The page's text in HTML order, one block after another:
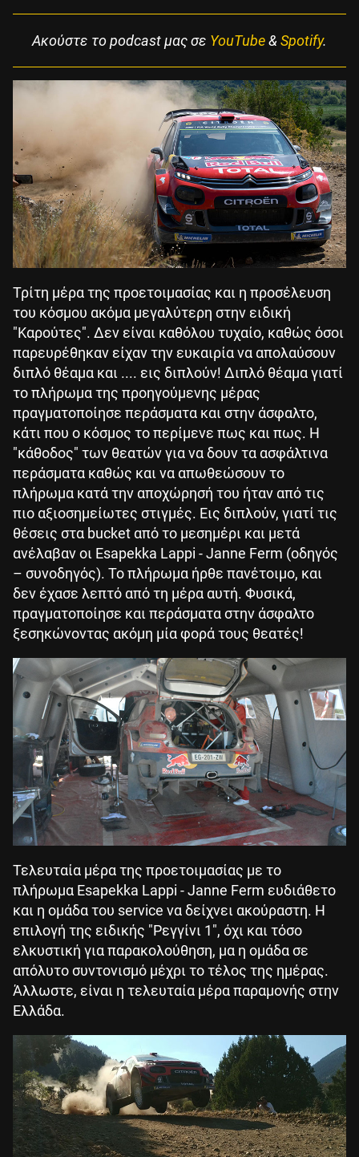
Aκούστε το podcast μας σε YouTube& Spotify.
Τρίτη μέρα της προετοιμασίας και η προσέλευση
του κόσμου ακόμα μεγαλύτερη στην ειδική
"Καρούτες". Δεν είναι καθόλου τυχαίο, καθώς όσοι
παρευρέθηκαν είχαν την ευκαιρία να απολαύσουν
διπλό θέαμα και .... εις διπλούν! Διπλό θέαμα γιατί
το πλήρωμα της προηγούμενης μέρας
πραγματοποίησε περάσματα και στην άσφαλτο,
κάτι που ο κόσμος το περίμενε πως και πως. Η
"κάθοδος" των θεατών για να δουν τα ασφάλτινα
περάσματα καθώς και να απωθεώσουν το
πλήρωμα κατά την αποχώρησή του ήταν από τις
πιο αξιοσημείωτες στιγμές. Εις διπλούν, γιατί τις
θέσεις στα bucket από το μεσημέρι και μετά
ανέλαβαν οι Esapekka Lappi - Janne Ferm (οδηγός
– συνοδηγός). Το πλήρωμα ήρθε πανέτοιμο, και
δεν έχασε λεπτό από τη μέρα αυτή. Φυσικά,
πραγματοποίησε και περάσματα στην άσφαλτο
ξεσηκώνοντας ακόμη μία φορά τους θεατές!
Τελευταία μέρα της προετοιμασίας με το
πλήρωμα Esapekka Lappi - Janne Ferm ευδιάθετο
και η ομάδα του service να δείχνει ακούραστη. Η
επιλογή της ειδικής "Ρεγγίνι 1", όχι και τόσο
ελκυστική για παρακολούθηση, μα η ομάδα σε
απόλυτο συντονισμό μέχρι το τέλος της ημέρας.
Άλλωστε, είναι η τελευταία μέρα παραμονής στην
Ελλάδα.